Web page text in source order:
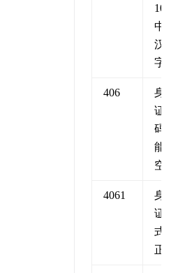
10个
中文
汉
字）
406
身份
证号
码不
能为
空
4061
身份
证格
式不
正确